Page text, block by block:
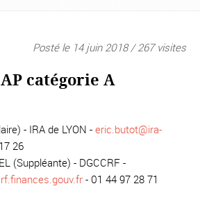
Posté le 14 juin 2018 / 267 visites
catégorie A
- IRA de LYON - eric.butot@ira-
26
(Suppléante) - DGCCRF -
- 01 44 97 28 71